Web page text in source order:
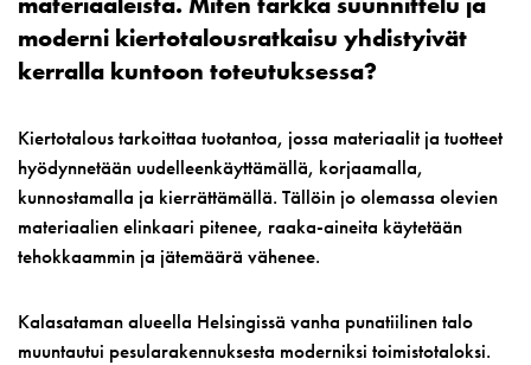
moderni kiertotalousratkaisu yhdistyivät
kerralla kuntoon toteutuksessa?
Kiertotalous tarkoittaa tuotantoa, jossa materiaalit ja tuotteet
hyödynnetään uudelleenkäyttämällä, korjaamalla,
kunnostamalla ja kierrättämällä. Tällöin jo olemassa olevien
materiaalien elinkaari pitenee, raaka-aineita käytetään
tehokkaammin ja jätemäärä vähenee.
Kalasataman alueella Helsingissä vanha punatiilinen talo
muuntautui pesularakennuksesta moderniksi toimistotaloksi.